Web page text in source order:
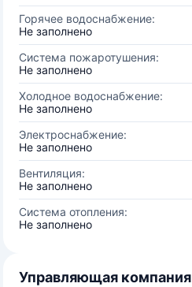
Горячее водоснабжение:
Не заполнено
Система пожаротушения:
Не заполнено
Холодное водоснабжение:
Не заполнено
Электроснабжение:
Не заполнено
Вентиляция:
Не заполнено
Система отопления:
Не заполнено
Управляющая компания